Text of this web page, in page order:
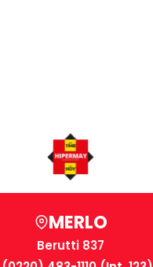
MERLO
Berutti 837